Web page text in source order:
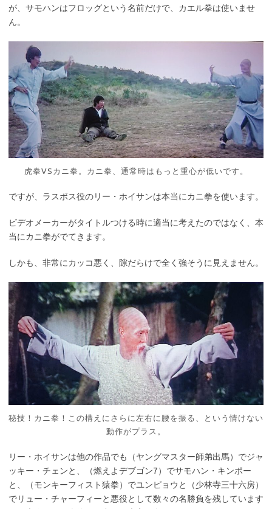
が、サモハンはフロッグという名前だけで、カエル拳は使いませ
ん。
虎拳VSカニ拳。カニ拳、通常時はもっと重心が低いです。
ですが、ラスボス役のリー・ホイサンは本当にカニ拳を使います。
ビデオメーカーがタイトルつける時に適当に考えたのではなく、本
当にカニ拳がでてきます。
しかも、非常にカッコ悪く、隙だらけで全く強そうに見えません。
秘技！カニ拳！この構えにさらに左右に腰を振る、という情けない
動作がプラス。
リー・ホイサンは他の作品でも（ヤングマスター師弟出馬）でジャ
ッキー・チェンと、（燃えよデブゴン7）でサモハン・キンポー
と、（モンキーフィスト猿拳）でユンピョウと（少林寺三十六房）
でリュー・チャーフィーと悪役として数々の名勝負を残しています